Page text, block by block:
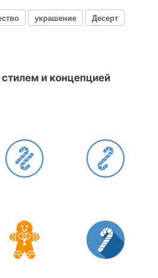
украшение
Десерт
и концепцией